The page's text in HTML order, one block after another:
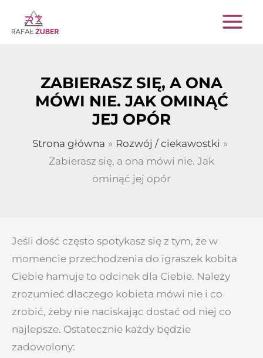
Przejdź
do
ZABIERASZ SIĘ, A ONA
MÓWI NIE. JAK OMINĄĆ
JEJ OPÓR
Strona główna
Rozwój / ciekawostki
Zabierasz się, a ona mówi nie. Jak
ominąć jej opór
Jeśli dość często spotykasz się z tym, że w
momencie przechodzenia do igraszek kobita
Ciebie hamuje to odcinek dla Ciebie. Należy
zrozumieć dlaczego kobieta mówi nie i co
zrobić, żeby nie naciskając dostać od niej co
najlepsze. Ostatecznie każdy będzie
zadowolony: